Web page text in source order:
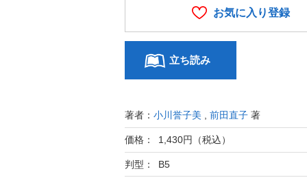
お気に入り登録
立ち読み
著者： 小川誉子美 , 前田直子 著
価格： 1,430円（税込）
判型： B5